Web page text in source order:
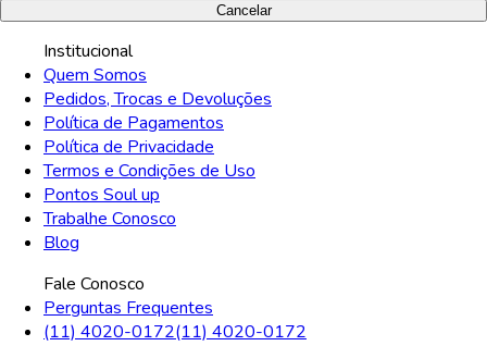
Cancelar
Institucional
Quem Somos
Pedidos, Trocas e Devoluções
Política de Pagamentos
Política de Privacidade
Termos e Condições de Uso
Pontos Soul up
Trabalhe Conosco
Blog
Fale Conosco
Perguntas Frequentes
(11) 4020-0172(11) 4020-0172